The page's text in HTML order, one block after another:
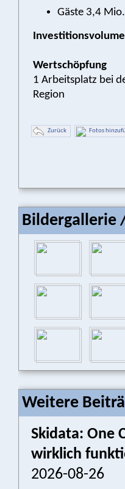
Gäste 3,4
Wertschöpfung
1 Arbeitsplatz bei
Region
Zurück Fotos
Bildergallerie
Weitere
Skidata: One
wirklich
2026-08-26